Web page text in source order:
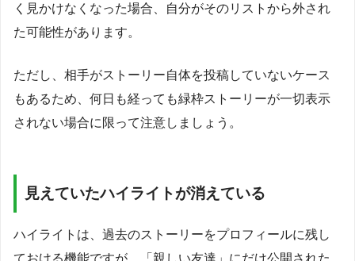
く見かけなくなった場合、自分がそのリストから外され
た可能性があります。
ただし、相手がストーリー自体を投稿していないケース
もあるため、何日も経っても緑枠ストーリーが一切表示
されない場合に限って注意しましょう。
見えていたハイライトが消えている
ハイライトは、過去のストーリーをプロフィールに残し